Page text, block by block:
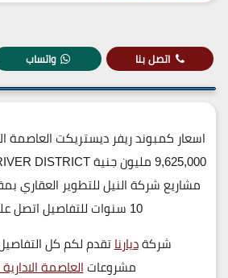
اتصل بنا واتساب
اسعار كمبوند ريفر ديستريكت العاصمة
10 سنوات للتفاصيل اتصل علي 19839
شركةديارناتقدم لكم كل
مشروعاتالعاصمة